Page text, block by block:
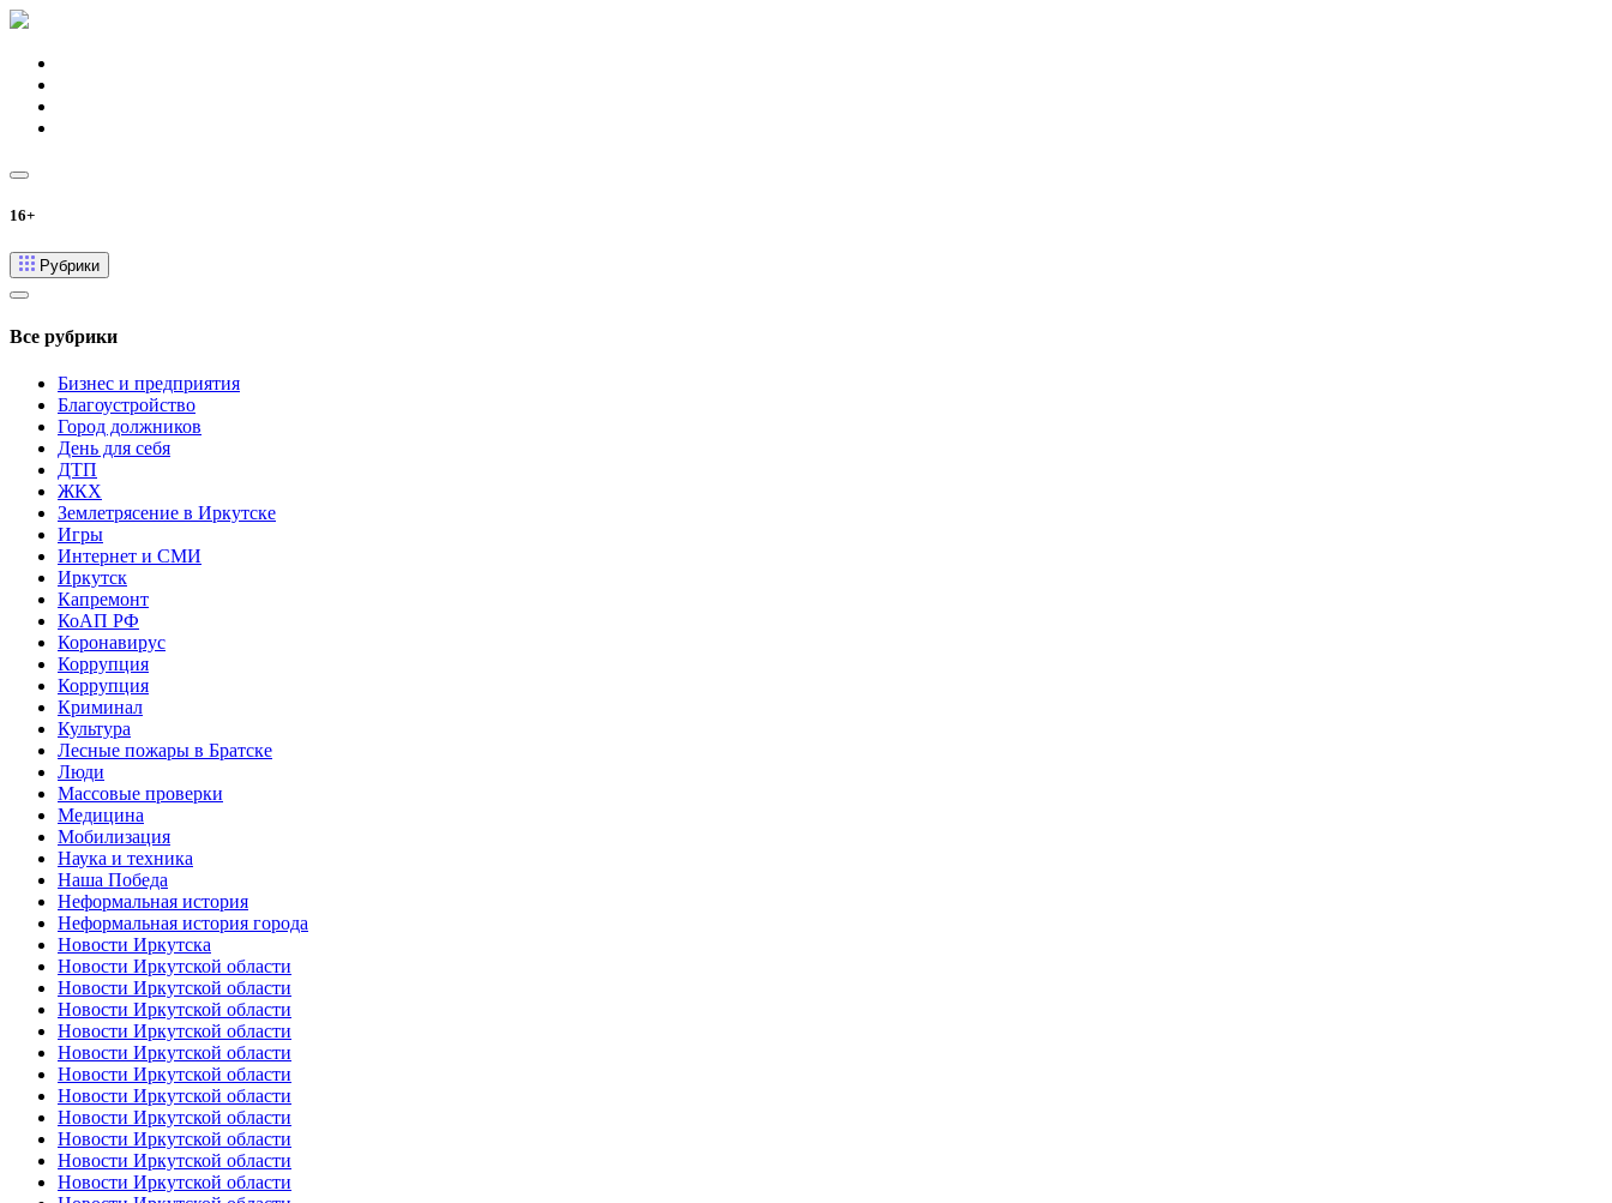
16+
Рубрики
Все рубрики
Бизнес и предприятия
Благоустройство
Город должников
День для себя
ДТП
ЖКХ
Землетрясение в Иркутске
Игры
Интернет и СМИ
Иркутск
Капремонт
КоАП РФ
Коронавирус
Коррупция
Коррупция
Криминал
Культура
Лесные пожары в Братске
Люди
Массовые проверки
Медицина
Мобилизация
Наука и техника
Наша Победа
Неформальная история
Неформальная история города
Новости Иркутска
Новости Иркутской области
Новости Иркутской области
Новости Иркутской области
Новости Иркутской области
Новости Иркутской области
Новости Иркутской области
Новости Иркутской области
Новости Иркутской области
Новости Иркутской области
Новости Иркутской области
Новости Иркутской области